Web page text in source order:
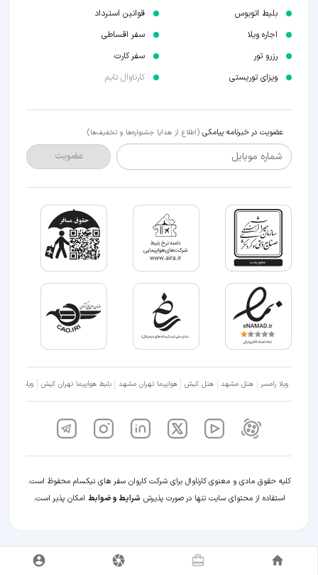
بلیط اتوبوس
اجاره ویلا
رزرو تور
ویزای توریستی
قوانین استرداد
سفر اقساطی
سفر کارت
کارناوال تایم
عضویت در خبرنامه پیامکی (اطلاع از هدایا جشنواره‌ها و تخفیف‌ها)
شماره موبایل عضویت
ویلا رامسر هتل مشهد هتل کیش هواپیما تهران مشهد بلیط هواپیما تهران کیش ویلا شمال
کلیه حقوق مادی و معنوی کارناوال برای شرکت کاروان سفر های نیکسام محفوظ است.
استفاده از محتوای سایت تنها در صورت پذیرش شرایط و ضوابط امکان پذیر است.